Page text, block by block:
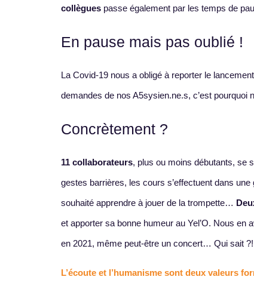
collègues passe également par les temps de
En pause mais pas oublié !
La Covid-19 nous a obligé à reporter le
demandes de nos A5sysien.ne.s, c’est pourquoi
Concrètement ?
11 collaborateurs, plus ou moins débutants, se
gestes barrières, les cours s’effectuent dans
souhaité apprendre à jouer de la trompette…
et apporter sa bonne humeur au Yel’O. Nous en
en 2021, même peut-être un concert… Qui sait ?! ️
L’écoute et l’humanisme sont deux valeurs